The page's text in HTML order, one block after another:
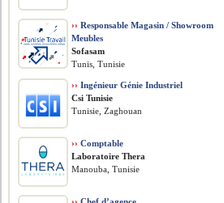
›› Responsable Magasin / Showroom
Meubles
Sofasam
Tunis, Tunisie
›› Ingénieur Génie Industriel
Csi Tunisie
Tunisie, Zaghouan
›› Comptable
Laboratoire Thera
Manouba, Tunisie